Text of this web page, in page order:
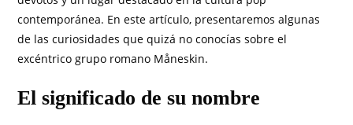
contemporánea. En este artículo, presentaremos algunas
de las curiosidades que quizá no conocías sobre el
excéntrico grupo romano Måneskin.
El significado de su nombre